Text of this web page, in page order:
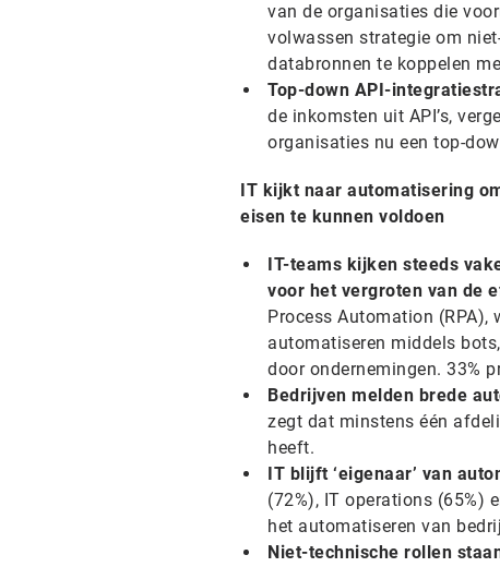
van de organisaties die
volwassen strategie om
databronnen te koppelen
Top-down API-
de inkomsten uit API’s,
organisaties nu een top-
IT kijkt naar automatisering
eisen te kunnen voldoen
IT-teams kijken steeds
voor het vergroten van de
Process Automation (RPA),
automatiseren middels
door ondernemingen. 33%
Bedrijven melden brede
zegt dat minstens één
heeft.
IT blijft ‘eigenaar’ van
(72%), IT operations (65%)
het automatiseren van
Niet-technische rollen